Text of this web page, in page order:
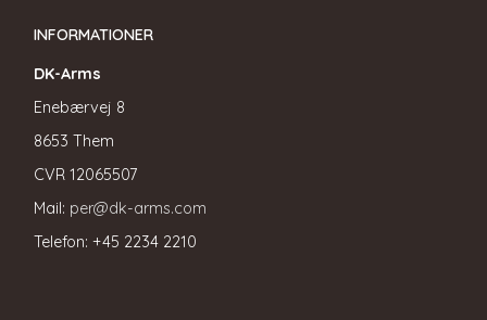
INFORMATIONER
DK-Arms
Enebærvej 8
8653 Them
CVR 12065507
Mail: per@dk-arms.com
Telefon: +45 2234 2210